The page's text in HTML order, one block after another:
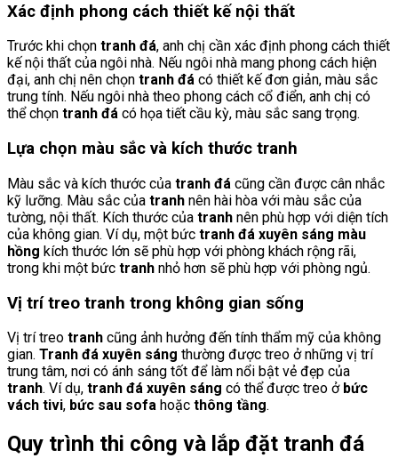
Xác định phong cách thiết kế nội thất
Trước khi chọn tranh đá, anh chị cần xác định phong cách thiết
kế nội thất của ngôi nhà. Nếu ngôi nhà mang phong cách hiện
đại, anh chị nên chọn tranh đá có thiết kế đơn giản, màu sắc
trung tính. Nếu ngôi nhà theo phong cách cổ điển, anh chị có
thể chọn tranh đá có họa tiết cầu kỳ, màu sắc sang trọng.
Lựa chọn màu sắc và kích thước tranh
Màu sắc và kích thước của tranh đá cũng cần được cân nhắc
kỹ lưỡng. Màu sắc của tranh nên hài hòa với màu sắc của
tường, nội thất. Kích thước của tranh nên phù hợp với diện tích
của không gian. Ví dụ, một bức tranh đá xuyên sáng màu
hồng kích thước lớn sẽ phù hợp với phòng khách rộng rãi,
trong khi một bức tranh nhỏ hơn sẽ phù hợp với phòng ngủ.
Vị trí treo tranh trong không gian sống
Vị trí treo tranh cũng ảnh hưởng đến tính thẩm mỹ của không
gian. Tranh đá xuyên sáng thường được treo ở những vị trí
trung tâm, nơi có ánh sáng tốt để làm nổi bật vẻ đẹp của
tranh. Ví dụ, tranh đá xuyên sáng có thể được treo ở bức
vách tivi, bức sau sofa hoặc thông tầng.
Quy trình thi công và lắp đặt tranh đá